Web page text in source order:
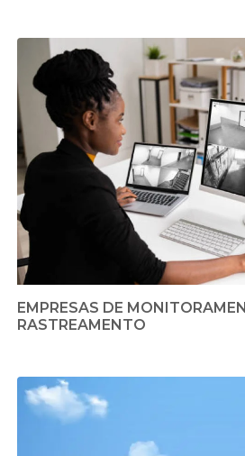
EMPRESAS DE
RASTREAMENTO